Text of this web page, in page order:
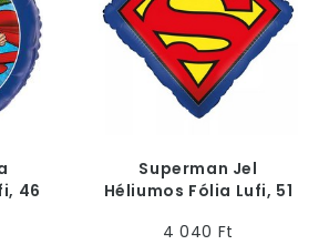
46
Superman Jel
Héliumos Fólia Lufi, 51
4 040 Ft